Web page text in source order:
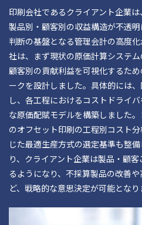
印刷会社であるクライアント企業は
製品別・顧客別の収益構造が不透
判断の基盤となる管理会計の高度
社は、まず現状の原価計算システ
顧客別の貢献利益を可視化するた
ークを設計しました。具体的には
し、各工程におけるコストドライ
な原価配賦モデルを構築しました
のオフセット印刷の工程別コスト
じた最適生産方式の選定基準も整
り、クライアント企業は製品・顧
るようになり、不採算製品の改善
ど、戦略的な意思決定が可能となり